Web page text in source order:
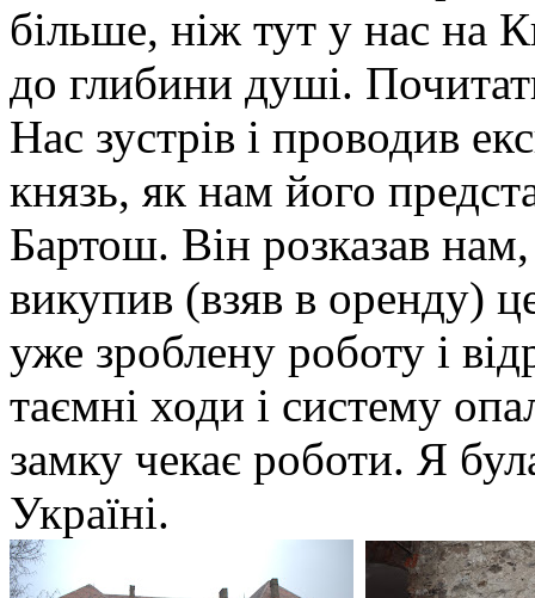
більше, ніж тут у нас на
до глибини душі.
Нас зустрів і проводив
князь, як нам його
Бартош. Він розказав
викупив (взяв в оренду)
уже зроблену роботу і
таємні ходи і систему
замку чекає роботи. Я
Україні.